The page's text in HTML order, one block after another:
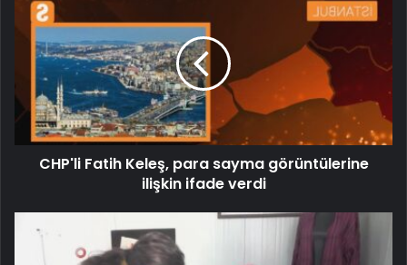
CHP'li Fatih Keleş, para sayma görüntülerine
ilişkin ifade verdi